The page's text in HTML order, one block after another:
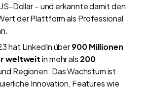
Dollar – und erkannte damit den
der Plattform als Professional
hat LinkedIn über900 Millionen
weltweitin mehr als 200
Regionen. Das Wachstum ist
Innovation, Features wie